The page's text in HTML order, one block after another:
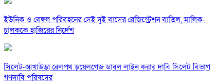
ইউনিক ও বেঙ্গল পরিবহনের সেই দুই বাসের রেজিস্ট্রেশন বাতিল, মালিক-
চালককে হাজিরের নির্দেশ
সিলেট-আখাউড়া রেলপথ ডুয়েলগেজ ডাবল লাইন করার দাবি সিলেট বিভাগ
গণদাবি পরিষদের